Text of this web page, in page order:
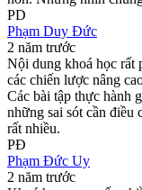
PD
Phạm Duy Đức
2 năm trước
Nội dung khoá học rất
các chiến lược nâng
Các bài tập thực hành
những sai sót cần điều
rất nhiều.
PĐ
Phạm Đức Uy
2 năm trước